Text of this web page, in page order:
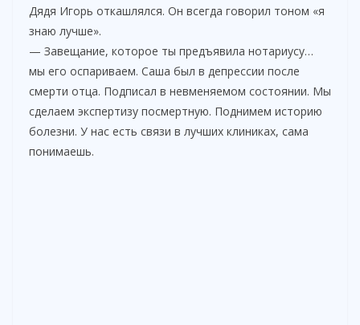
Дядя Игорь откашлялся. Он всегда говорил тоном «я
знаю лучше».
— Завещание, которое ты предъявила нотариусу…
мы его оспариваем. Саша был в депрессии после
смерти отца. Подписал в невменяемом состоянии. Мы
сделаем экспертизу посмертную. Поднимем историю
болезни. У нас есть связи в лучших клиниках, сама
понимаешь.